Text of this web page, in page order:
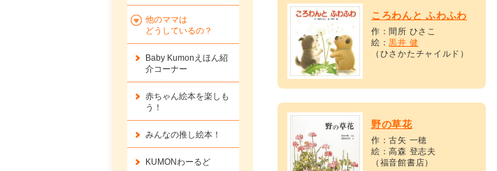
ころわんと ふわふわ
作：間所 ひさこ
絵：黒井 健
（ひさかたチャイルド）
野の草花
作：古矢 一穂
絵：高森 登志夫
（福音館書店）
他のママは
どうしているの？
Baby Kumonえほん紹
介コーナー
赤ちゃん絵本を楽しも
う！
みんなの推し絵本！
KUMONわーるど